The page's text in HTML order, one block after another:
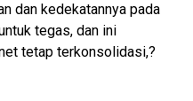
dan kedekatannya pada
tegas, dan ini
tetap terkonsolidasi,?